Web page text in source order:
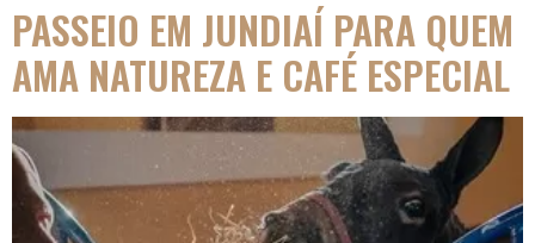
PASSEIO EM JUNDIAÍ PARA QUEM
AMA NATUREZA E CAFÉ ESPECIAL